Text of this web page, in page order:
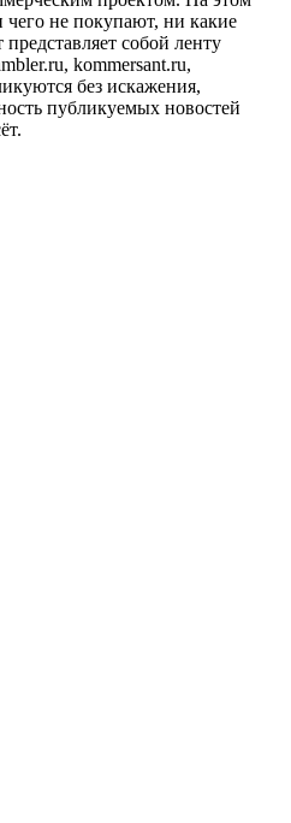
чего не покупают, ни какие
собой ленту
kommersant.ru,
без искажения,
публикуемых новостей